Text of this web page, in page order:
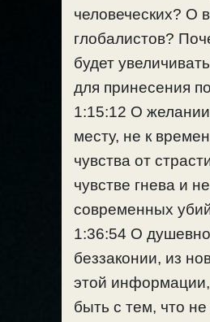
человеческих? О
глобалистов?
будет
для принесения
1:15:12 О желании
месту, не к
чувства от
чувстве гнева и
современных
1:36:54 О
беззаконии, из
этой информации,
быть с тем, что